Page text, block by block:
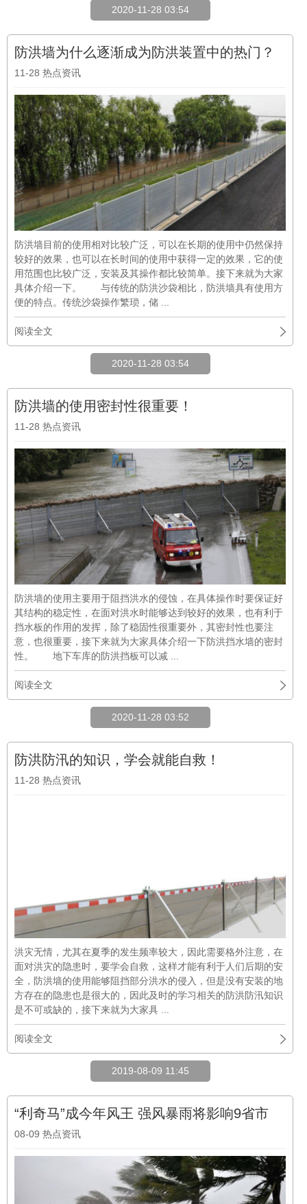
2020-11-28 03:54
防洪墙为什么逐渐成为防洪装置中的热门？
11-28 热点资讯
防洪墙目前的使用相对比较广泛，可以在长期的使用中仍然保持
较好的效果，也可以在长时间的使用中获得一定的效果，它的使
用范围也比较广泛，安装及其操作都比较简单。接下来就为大家
具体介绍一下。 与传统的防洪沙袋相比，防洪墙具有使用方
便的特点。传统沙袋操作繁琐，储 ...
阅读全文
2020-11-28 03:54
防洪墙的使用密封性很重要！
11-28 热点资讯
防洪墙的使用主要用于阻挡洪水的侵蚀，在具体操作时要保证好
其结构的稳定性，在面对洪水时能够达到较好的效果，也有利于
挡水板的作用的发挥，除了稳固性很重要外，其密封性也要注
意，也很重要，接下来就为大家具体介绍一下防洪挡水墙的密封
性。 地下车库的防洪挡板可以减 ...
阅读全文
2020-11-28 03:52
防洪防汛的知识，学会就能自救！
11-28 热点资讯
洪灾无情，尤其在夏季的发生频率较大，因此需要格外注意，在
面对洪灾的隐患时，要学会自救，这样才能有利于人们后期的安
全，防洪墙的使用能够阻挡部分洪水的侵入，但是没有安装的地
方存在的隐患也是很大的，因此及时的学习相关的防洪防汛知识
是不可或缺的，接下来就为大家具 ...
阅读全文
2019-08-09 11:45
“利奇马”成今年风王 强风暴雨将影响9省市
08-09 热点资讯